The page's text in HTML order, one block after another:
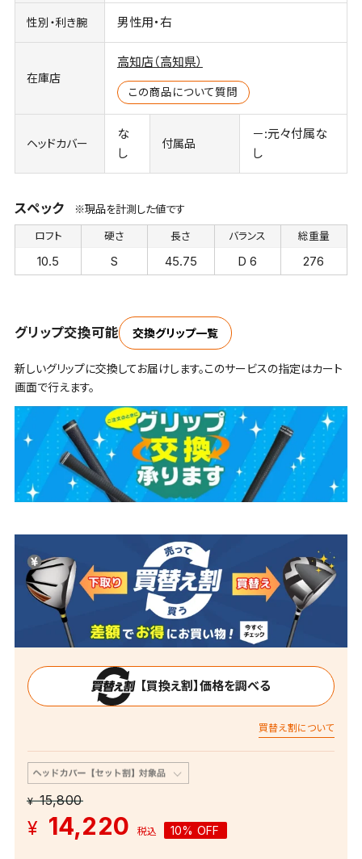
性別・利き腕 男性用・右
在庫店
高知店（高知県）
この商品について質問
ヘッドカバー
な
し
付属品
－:元々付属な
し
スペック ※現品を計測した値です
ロフト
10.5
硬さ
S
長さ
45.75
バランス
D 6
総重量
276
グリップ交換可能 交換グリップ一覧
新しいグリップに交換してお届けします。このサービスの指定はカート
画面で行えます。
【買換え割】価格を調べる
買替え割について
¥15,800
¥ 14,220 税込 10% OFF